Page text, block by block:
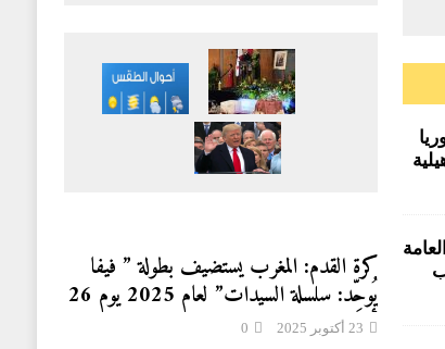
كرة القدم: المغرب يستضيف بطولة ” فيفا
يُوحِّد: سلسلة السيدات” لعام 2025 يوم 26
أكتوبر الجاري
23 أكتوبر 2025 0